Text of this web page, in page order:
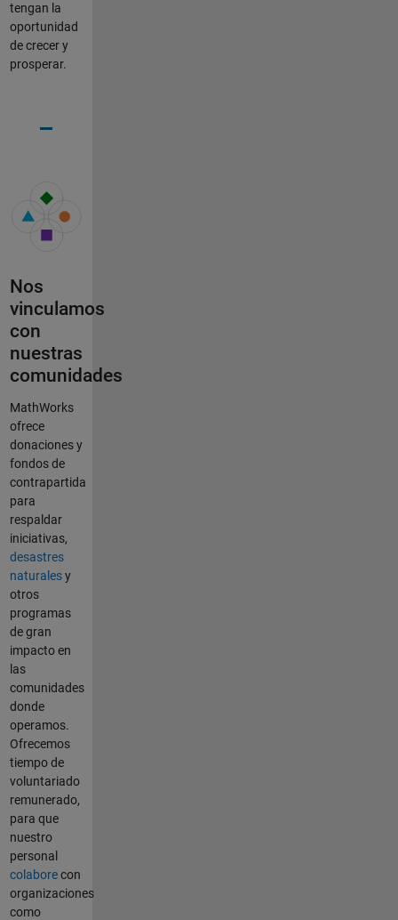
tengan la
oportunidad
de crecer y
prosperar.
Nos
vinculamos
con
nuestras
comunidades
MathWorks
ofrece
donaciones y
fondos de
contrapartida
para
respaldar
iniciativas,
desastres
naturalesy
otros
programas
de gran
impacto en
las
comunidades
donde
operamos.
Ofrecemos
tiempo de
voluntariado
remunerado,
para que
nuestro
personal
colaborecon
organizaciones
como